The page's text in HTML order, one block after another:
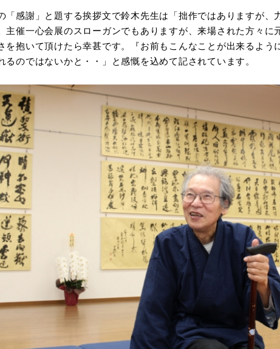
「感謝」と題する挨拶文で鈴木先生は「拙作ではありますが、
主催一心会展のスローガンでもありますが、来場された方々に
を抱いて頂けたら幸甚です。『お前もこんなことが出来るよう
るのではないかと・・」と感慨を込めて記されています。